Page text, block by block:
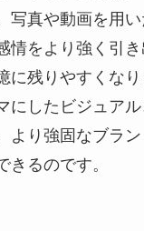
写真や動画を用
情をより強く引
に残りやすくな
にしたビジュア
より強固なブラ
きるのです。